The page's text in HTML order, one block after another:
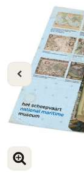
VORIGE
VERGROOT
VERGROOT
VERGROOT